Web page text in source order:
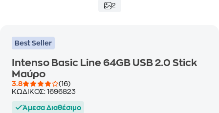
2
Best Seller
Intenso Basic Line 64GB USB 2.0 Stick
Μαύρο
3.8
(16)
ΚΩΔΙΚΟΣ: 1696823
Άμεσα Διαθέσιμο